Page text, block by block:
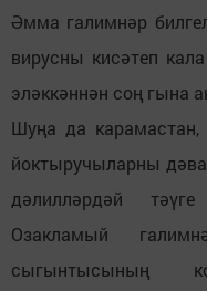
Әмма галимнәр
вирусны кисәтеп
эләккәннән соң гына
Шуңа да карамастан,
йоктыручыларны
дәлилләрдәй
Озакламый
сыгынтысының